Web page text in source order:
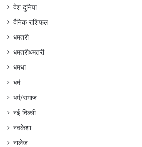
देश दुनिया
दैनिक राशिफल
धमतरी
धमतरीधमतरी
धमधा
धर्म
धर्म/समाज
नई दिल्ली
नवकेशा
नालेज